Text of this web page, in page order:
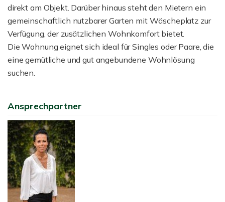
direkt am Objekt. Darüber hinaus steht den Mietern ein
gemeinschaftlich nutzbarer Garten mit Wäscheplatz zur
Verfügung, der zusätzlichen Wohnkomfort bietet.
Die Wohnung eignet sich ideal für Singles oder Paare, die
eine gemütliche und gut angebundene Wohnlösung
suchen.
Ansprechpartner